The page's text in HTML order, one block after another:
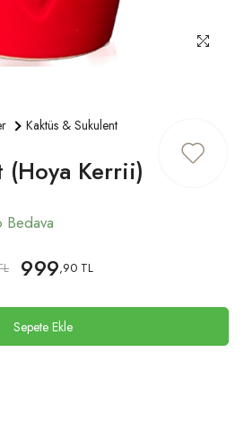
Kaktüs & Sukulent
(Hoya Kerrii)
999,90 TL
Sepete Ekle